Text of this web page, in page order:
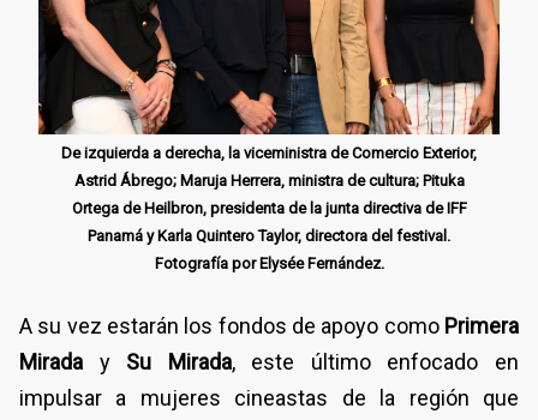
De izquierda a derecha, la viceministra de Comercio Exterior,
Astrid Ábrego; Maruja Herrera, ministra de cultura; Pituka
Ortega de Heilbron, presidenta de la junta directiva de IFF
Panamá y Karla Quintero Taylor, directora del festival.
Fotografía por Elysée Fernández.
A su vez estarán los fondos de apoyo como Primera
Mirada y Su Mirada, este último enfocado en
impulsar a mujeres cineastas de la región que